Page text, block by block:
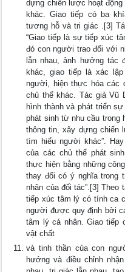
dựng chiến lược hoạt
khác. Giao tiếp có ba
tương hỗ và tri giác .[3]
“Giao tiếp là sự tiếp xúc
đó con người trao đổi với
lẫn nhau, ảnh hưởng tác
khác, giao tiếp là xác
người, hiện thực hóa các
chủ thể khác. Tác giả Vũ
hình thành và phát triển
phát sinh từ nhu cầu trong
thông tin, xây dựng chiến
tìm hiểu người khác”.
của các chủ thể phát
thực hiện bằng những
thay đổi có ý nghĩa trong
nhân của đối tác”.[3] Theo
tiếp xúc tâm lý có tính ca
người được quy định bởi
tâm lý cá nhân. Giao tiếp
vật chất
và tinh thần của con
hướng và điều chỉnh